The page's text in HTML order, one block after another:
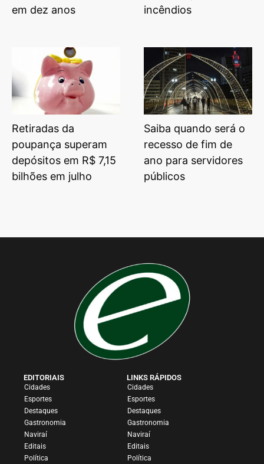
em dez anos
incêndios
Retiradas da
poupança superam
depósitos em R$ 7,15
bilhões em julho
Saiba quando será o
recesso de fim de
ano para servidores
públicos
EDITORIAIS
Cidades
Esportes
Destaques
Gastronomia
Naviraí
Editais
Política
LINKS RÁPIDOS
Cidades
Esportes
Destaques
Gastronomia
Naviraí
Editais
Política